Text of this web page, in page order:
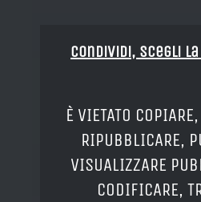
Condividi, Scegli
È VIETATO
RIPUBBLICARE,
VISUALIZZARE
CODIFICARE,